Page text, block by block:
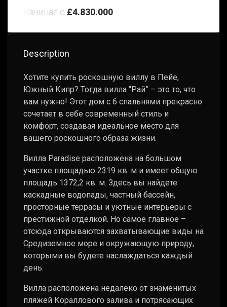
Начиная с £4.830.000
Description
Хотите купить роскошную виллу в Пейе,
Южный Кипр? Тогда вилла “Рай” – это то, что
вам нужно! Этот дом с 6 спальнями прекрасно
сочетает в себе современный стиль и
комфорт, создавая идеальное место для
вашего роскошного образа жизни.
Вилла Paradise расположена на большом
участке площадью 2319 кв. м и имеет общую
площадь 1372,2 кв. м. Здесь вы найдете
каскадные водопады, частный бассейн,
просторные террасы и уютные интерьеры с
престижной отделкой. Но самое главное –
отсюда открываются захватывающие виды на
Средиземное море и окружающую природу,
которыми вы будете наслаждаться каждый
день.
Вилла расположена недалеко от знаменитых
пляжей Кораллового залива и потрясающих